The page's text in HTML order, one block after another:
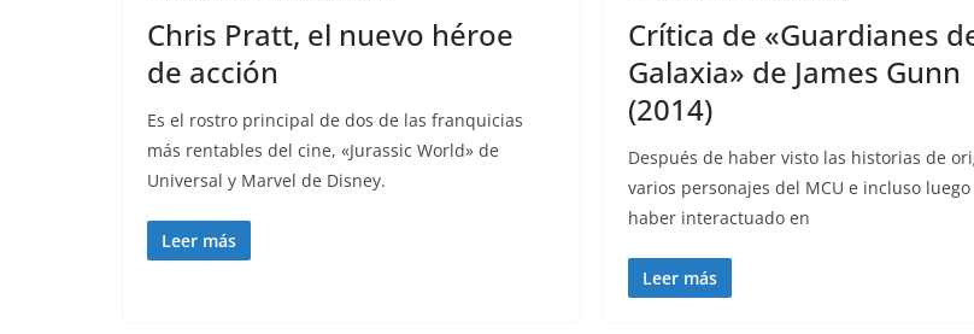
Chris Pratt, el nuevo héroe
de acción
Es el rostro principal de dos de las franquicias
más rentables del cine, «Jurassic World» de
Universal y Marvel de Disney.
Leer más
Crítica de «Guardianes
Galaxia» de James Gunn
(2014)
Después de haber visto las historias de
varios personajes del MCU e incluso luego
haber interactuado en
Leer más